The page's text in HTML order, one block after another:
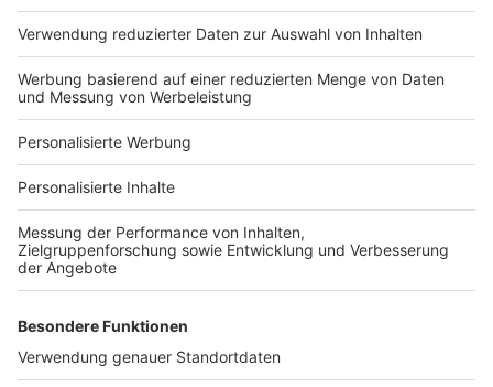
Häuser-Suche
Hausanbieter-Suche
Bauprojekt-Profil
Für Unternehmen
Ihre Baufirma auf bauen.de
Kostenloses Infogespräch